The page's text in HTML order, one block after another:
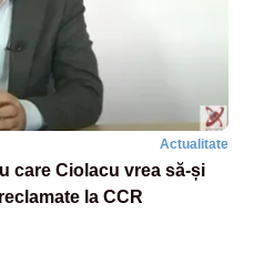
Actualitate
care Ciolacu vrea să-și
la CCR